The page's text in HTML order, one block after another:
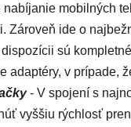
nabíjanie mobilných
Zároveň ide o
sú
adaptéry, v prípade,
- V spojení s
vyššiu rýchlosť